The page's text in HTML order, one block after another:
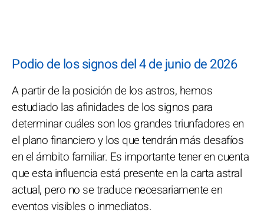
Podio de los signos del 4 de junio de 2026
A partir de la posición de los astros, hemos
estudiado las afinidades de los signos para
determinar cuáles son los grandes triunfadores en
el plano financiero y los que tendrán más desafíos
en el ámbito familiar. Es importante tener en cuenta
que esta influencia está presente en la carta astral
actual, pero no se traduce necesariamente en
eventos visibles o inmediatos.